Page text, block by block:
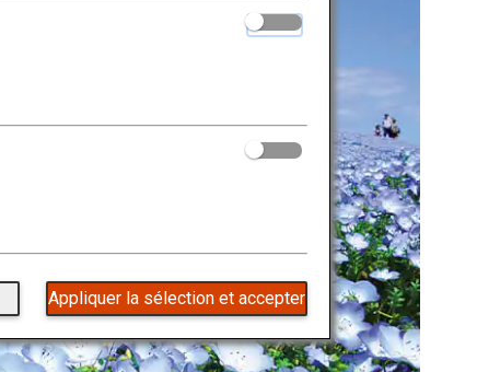
Appliquer la sélection et accepter